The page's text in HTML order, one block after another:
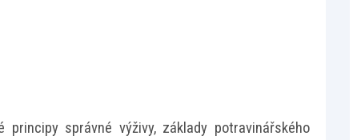
správné výživy, základy potravinářského